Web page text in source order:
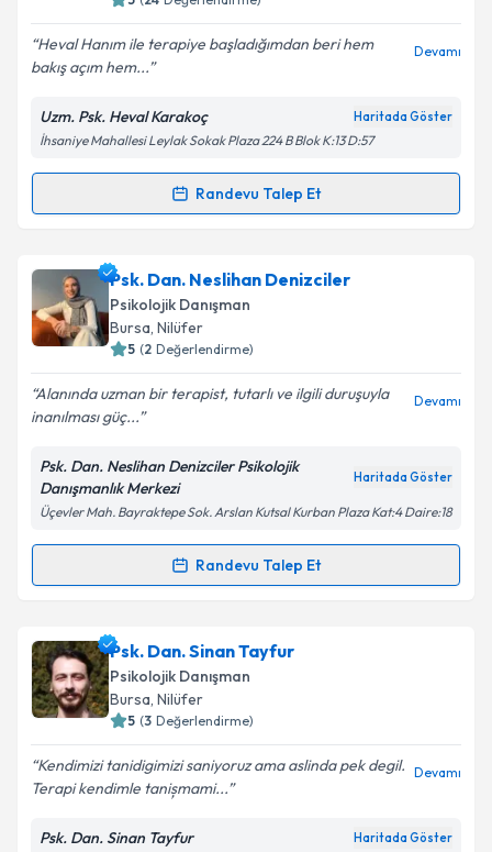
Kişisel verilerimin işlenmesine ilişkin
Aydınlatma
Metni'ni okudum ve kişisel verilerimin belirtilen
kapsamda işlenmesini kabul ediyorum.
Heval Hanım ile terapiye başladığımdan beri hem
bakış açım hem...
Devamı
Uzm. Psk. Heval Karakoç Haritada Göster
İhsaniye Mahallesi Leylak Sokak Plaza 224 B Blok K:13 D:57
Randevu Talep Et
Randevu Takvimi Talebi
Uzm. Psk. Heval Karakoç için randevu takvimi talebi
oluşturun. Size bu uzmandan randevu almanız için bir
takvim hazırlandığında e-posta ile bilgilendireceğiz.
Kişisel verilerimin işlenmesine ilişkin
Aydınlatma
Metni'ni okudum ve kişisel verilerimin belirtilen
kapsamda işlenmesini kabul ediyorum.
Takvim Talebini Gönder
Psk. Dan. Neslihan Denizciler
Psikolojik Danışman
Bursa, Nilüfer
5 (2 Değerlendirme)
Alanında uzman bir terapist, tutarlı ve ilgili duruşuyla
inanılması güç...
Devamı
Psk. Dan. Neslihan Denizciler Psikolojik
Danışmanlık Merkezi
Haritada Göster
Üçevler Mah. Bayraktepe Sok. Arslan Kutsal Kurban Plaza Kat:4 Daire:18
Randevu Talep Et
Randevu Takvimi Talebi
Psk. Dan. Neslihan Denizciler
talebi oluşturun. Size bu uzmandan randevu almanız
için bir takvim hazırlandığında e-posta ile
bilgilendireceğiz.
E-posta Adresiniz
Psk. Dan. Sinan Tayfur
Psikolojik Danışman
Bursa, Nilüfer
5 (3 Değerlendirme)
Kendimizi tanidigimizi saniyoruz ama aslinda pek degil.
Terapi kendimle tanișmami...
Devamı
Psk. Dan. Sinan Tayfur Haritada Göster